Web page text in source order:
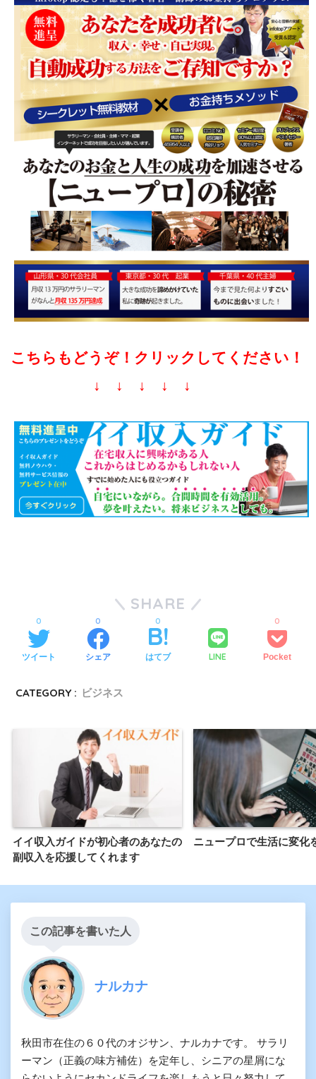
こちらもどうぞ！クリックしてください！
↓ ↓ ↓ ↓ ↓
SHARE
ツイート
0
シェア
0
はてブ
0
LINE Pocket
0
CATEGORY : ビジネス
イイ収入ガイドが初心者のあなたの
副収入を応援してくれます
ニュープロで生活に変化
この記事を書いた人
ナルカナ
秋田市在住の６０代のオジサン、ナルカナです。 サラリ
ーマン（正義の味方補佐）を定年し、シニアの星屑にな